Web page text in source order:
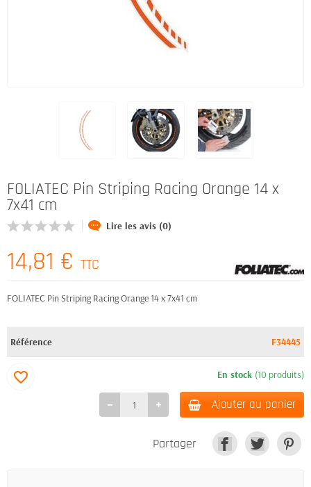
FOLIATEC Pin Striping Racing Orange 14 x
7x41 cm
Lire les avis (0)
14,81 € TTC
FOLIATEC Pin Striping Racing Orange 14 x 7x41 cm
Référence F34445
En stock (10 produits)
Ajouter au panier
favorite_border
Partager